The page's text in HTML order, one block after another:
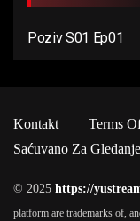
Poziv S01 Ep01
Kontakt Terms
Saćuvano Za Gledanje
© 2025 https://
platform are trademarks of,